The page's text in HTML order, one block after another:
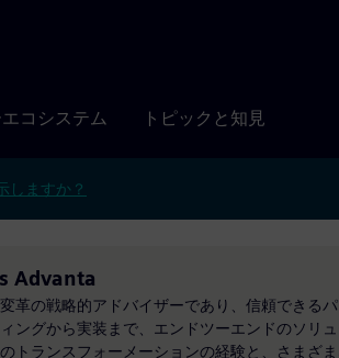
コシステム トピックと知見
しますか？
Advanta
革の戦略的アドバイザーであり、信頼できる
ングから実装まで、エンドツーエンドのソリ
トランスフォーメーションの経験と、さまざ